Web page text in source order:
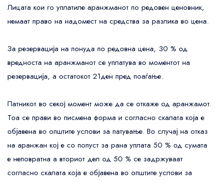
Лицата кои го уплатиле аранжманот по редовен ценовник,
немаат право на надомест на средства за разлика во цена.
За резервација на понуда по редовна цена, 30 % од
вредноста на аранжманот се уплатува во моментот на
резервација, а остатокот 21ден пред поаѓање.
Патникот во секој момент може да се откаже од аранжамот.
Тоа се прави во писмена форма и согласно скалата која е
објавена во општите услови за патување. Во случај на отказ
на аранжан кој е со попуст за рана уплата 50 % од сумата
е неповратна а вториот дел од 50 % се задржуваат
согласно скалата која е објавена во општите услови за